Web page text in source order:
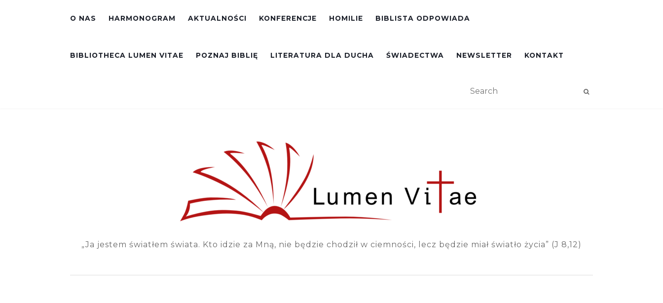
O NAS HARMONOGRAM AKTUALNOŚCI KONFERENCJE HOMILIE BIBLISTA ODPOWIADA
BIBLIOTHECA LUMEN VITAE POZNAJ BIBLIĘ LITERATURA DLA DUCHA ŚWIADECTWA NEWSLETTER KONTAKT
„Ja jestem światłem świata. Kto idzie za Mną, nie będzie chodził w ciemności, lecz będzie miał światło życia” (J 8,12)